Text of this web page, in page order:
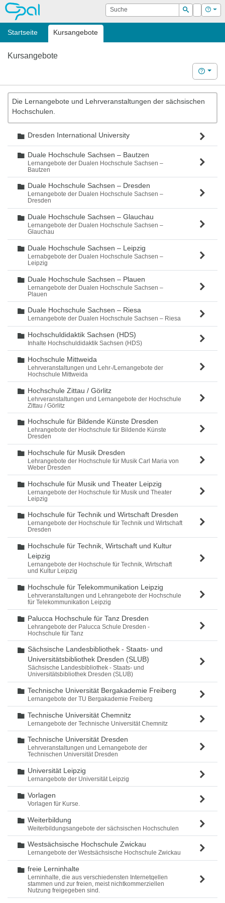
OPAL Suche
Suchen
Login Hilfe
Startseite Kursangebote
Kursangebote
Hilfe
Die Lernangebote und Lehrveranstaltungen der sächsischen
Hochschulen.
Ordner
Dresden International University
Ordner
Duale Hochschule Sachsen – Bautzen
Lernangebote der Dualen Hochschule Sachsen –
Bautzen
Ordner
Duale Hochschule Sachsen – Dresden
Lernangebote der Dualen Hochschule Sachsen –
Dresden
Ordner
Duale Hochschule Sachsen – Glauchau
Lernangebote der Dualen Hochschule Sachsen –
Glauchau
Ordner
Duale Hochschule Sachsen – Leipzig
Lernabgebote der Dualen Hochschule Sachsen –
Leipzig
Ordner
Duale Hochschule Sachsen – Plauen
Lernangebote der Dualen Hochschule Sachsen –
Plauen
Ordner
Duale Hochschule Sachsen – Riesa
Lernangebote der Dualen Hochschule Sachsen – Riesa
Ordner
Hochschuldidaktik Sachsen (HDS)
Inhalte Hochschuldidaktik Sachsen (HDS)
Ordner
Hochschule Mittweida
Lehrveranstaltungen und Lehr-/Lernangebote der
Hochschule Mittweida
Ordner
Hochschule Zittau / Görlitz
Lehrveranstaltungen und Lernangebote der Hochschule
Zittau / Görlitz
Ordner
Hochschule für Bildende Künste Dresden
Lehrangebote der Hochschule für Bildende Künste
Dresden
Ordner
Hochschule für Musik Dresden
Lehrangebote der Hochschule für Musik Carl Maria von
Weber Dresden
Ordner
Hochschule für Musik und Theater Leipzig
Lernangebote der Hochschule für Musik und Theater
Leipzig
Ordner
Hochschule für Technik und Wirtschaft Dresden
Lernangebote der Hochschule für Technik und Wirtschaft
Dresden
Ordner
Hochschule für Technik, Wirtschaft und Kultur
Leipzig
Lernangebote der Hochschule für Technik, Wirtschaft
und Kultur Leipzig
Ordner
Hochschule für Telekommunikation Leipzig
Lehrveranstaltungen und Lehrangebote der Hochschule
für Telekommunikation Leipzig
Ordner
Palucca Hochschule für Tanz Dresden
Lehrangebote der Palucca Schule Dresden -
Hochschule für Tanz
Ordner
Sächsische Landesbibliothek - Staats- und
Universitätsbibliothek Dresden (SLUB)
Sächsische Landesbibliothek - Staats- und
Universitätsbibliothek Dresden (SLUB)
Ordner
Technische Universität Bergakademie Freiberg
Lernangebote der TU Bergakademie Freiberg
Ordner
Technische Universität Chemnitz
Lernangebote der Technische Universität Chemnitz
Ordner
Technische Universität Dresden
Lehrveranstaltungen und Lernangebote der
Technischen Universität Dresden
Ordner
Universität Leipzig
Lernangebote der Universität Leipzig
Ordner
Vorlagen
Vorlagen für Kurse.
Ordner
Weiterbildung
Weiterbildungsangebote der sächsischen Hochschulen
Ordner
Westsächsische Hochschule Zwickau
Lernangebote der Westsächsische Hochschule Zwickau
Ordner
freie Lerninhalte
Lerninhalte, die aus verschiedensten Internetqellen
stammen und zur freien, meist nichtkommerziellen
Nutzung freigegeben sind.